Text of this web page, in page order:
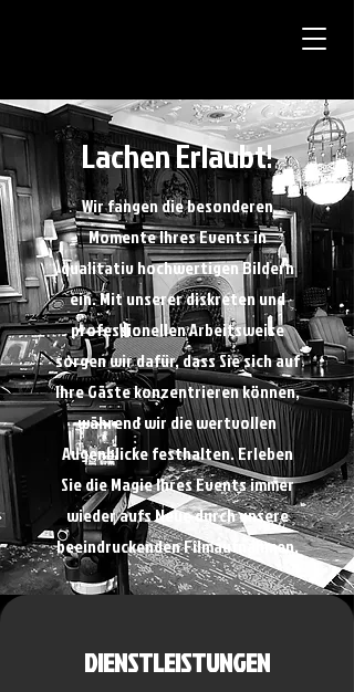
Lachen Erlaubt!
Wir fangen die besonderen
Momente Ihres Events in
qualitativ hochwertigen Bildern
ein. Mit unserer diskreten und
professionellen Arbeitsweise
sorgen wir dafür, dass Sie sich auf
Ihre Gäste konzentrieren können,
während wir die wertvollen
Augenblicke festhalten. Erleben
Sie die Magie Ihres Events immer
wieder aufs Neue durch unsere
beeindruckenden Filmaufnahmen.
DIENSTLEISTUNGEN